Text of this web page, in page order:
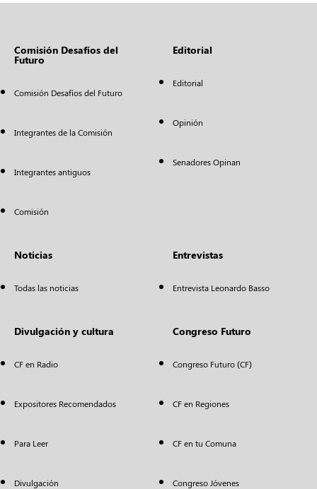
Comisión Desafíos del
Futuro
Comisión Desafíos del Futuro
Integrantes de la Comisión
Integrantes antiguos
Comisión
Editorial
Editorial
Opinión
Senadores Opinan
Noticias
Todas las noticias
Entrevistas
Entrevista Leonardo Basso
Divulgación y cultura
CF en Radio
Expositores Recomendados
Para Leer
Divulgación
Congreso Futuro
Congreso Futuro (CF)
CF en Regiones
CF en tu Comuna
Congreso Jóvenes